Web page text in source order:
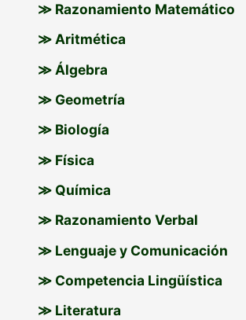
≫ Razonamiento Matemático
≫ Aritmética
≫ Álgebra
≫ Geometría
≫ Biología
≫ Física
≫ Química
≫ Razonamiento Verbal
≫ Lenguaje y Comunicación
≫ Competencia Lingüística
≫ Literatura